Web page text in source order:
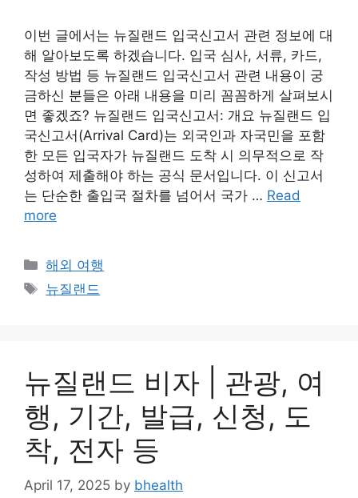
이번 글에서는 뉴질랜드 입국신고서 관련 정보에 대
해 알아보도록 하겠습니다. 입국 심사, 서류, 카드,
작성 방법 등 뉴질랜드 입국신고서 관련 내용이 궁
금하신 분들은 아래 내용을 미리 꼼꼼하게 살펴보시
면 좋겠죠? 뉴질랜드 입국신고서: 개요 뉴질랜드 입
국신고서(Arrival Card)는 외국인과 자국민을 포함
한 모든 입국자가 뉴질랜드 도착 시 의무적으로 작
성하여 제출해야 하는 공식 문서입니다. 이 신고서
는 단순한 출입국 절차를 넘어서 국가 … Read
more
Categories
해외 여행
Tags
뉴질랜드
뉴질랜드 비자 | 관광, 여
행, 기간, 발급, 신청, 도
착, 전자 등
April 17, 2025 by bhealth